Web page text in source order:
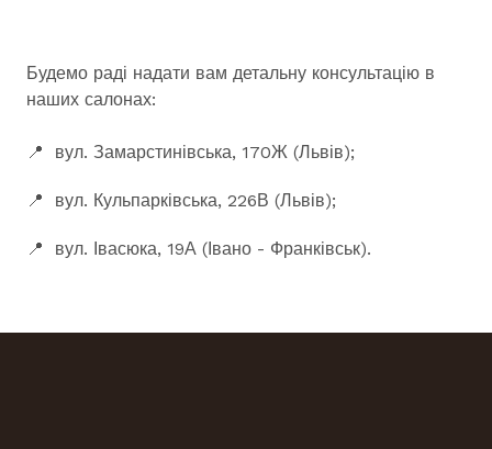
Будемо раді надати вам детальну консультацію в
наших салонах:
📍 вул. Замарстинівська, 170Ж (Львів);
📍 вул. Кульпарківська, 226В (Львів);
📍 вул. Івасюка, 19А (Івано - Франківськ).